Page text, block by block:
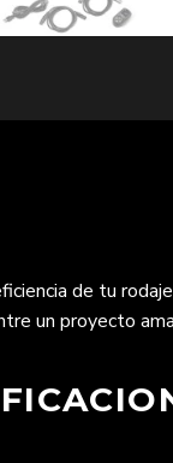
de tu
un proyecto